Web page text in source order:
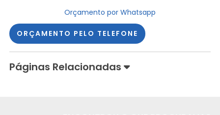
Orçamento por Whatsapp
ORÇAMENTO PELO TELEFONE
Páginas Relacionadas